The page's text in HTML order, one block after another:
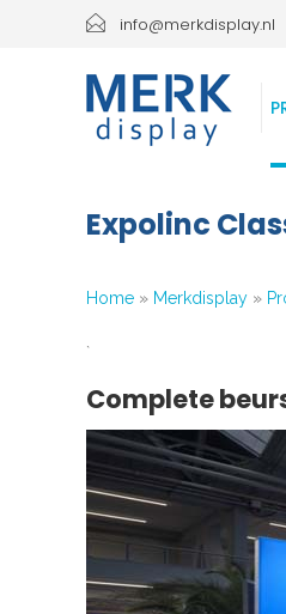
info@merkdisplay.nl
Expolinc
Home » Merkdisplay »
`
Complete